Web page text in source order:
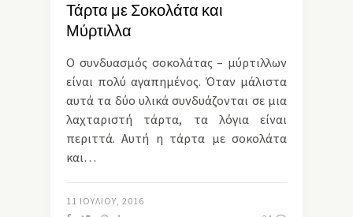
Τάρτα με Σοκολάτα και
Μύρτιλλα
Ο συνδυασμός σοκολάτας – μύρτιλλων
είναι πολύ αγαπημένος. Όταν μάλιστα
αυτά τα δύο υλικά συνδυάζονται σε μια
λαχταριστή τάρτα, τα λόγια είναι
περιττά. Αυτή η τάρτα με σοκολάτα
και…
11 ΙΟΥΛΊΟΥ, 2016